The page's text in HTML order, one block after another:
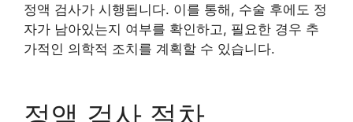
정액 검사가 시행됩니다. 이를 통해, 수술 후에도 정
자가 남아있는지 여부를 확인하고, 필요한 경우 추
가적인 의학적 조치를 계획할 수 있습니다.
정액 검사 절차